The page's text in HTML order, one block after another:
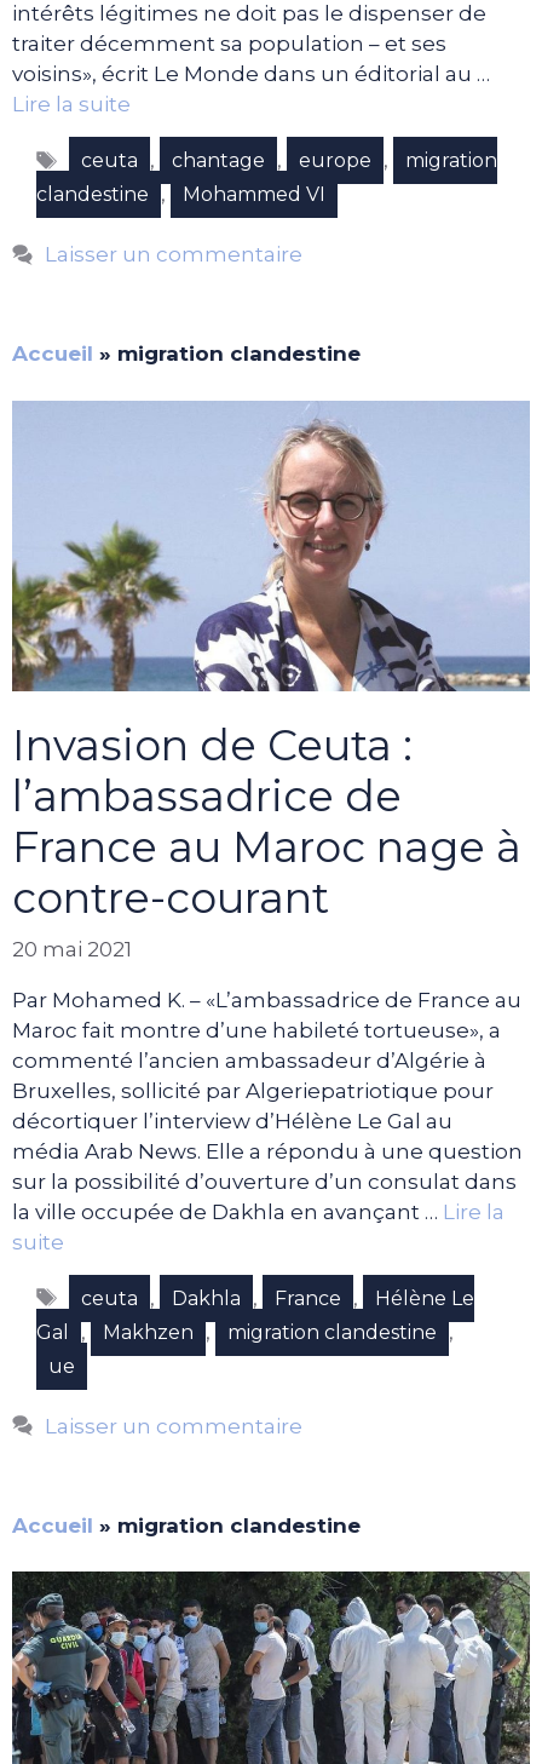
intérêts légitimes ne doit pas le dispenser de
traiter décemment sa population – et ses
voisins», écrit Le Monde dans un éditorial au …
Lire la suite
Étiquettes
ceuta , chantage , europe ,
migration
clandestine
, Mohammed VI
Laisser un commentaire
Accueil » migration clandestine
Invasion de Ceuta :
l’ambassadrice de
France au Maroc nage à
contre-courant
20 mai 2021
Par Mohamed K. – «L’ambassadrice de France au
Maroc fait montre d’une habileté tortueuse», a
commenté l’ancien ambassadeur d’Algérie à
Bruxelles, sollicité par Algeriepatriotique pour
décortiquer l’interview d’Hélène Le Gal au
média Arab News. Elle a répondu à une question
sur la possibilité d’ouverture d’un consulat dans
la ville occupée de Dakhla en avançant … Lire la
suite
Étiquettes
ceuta , Dakhla , France ,
Hélène Le
Gal
, Makhzen , migration clandestine ,
ue
Laisser un commentaire
Accueil » migration clandestine